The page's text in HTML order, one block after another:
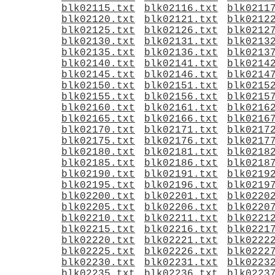
blk02115.txt
blk02116.txt
blk02120.txt
blk02121.txt
blk02125.txt
blk02126.txt
blk02130.txt
blk02131.txt
blk02135.txt
blk02136.txt
blk02140.txt
blk02141.txt
blk02145.txt
blk02146.txt
blk02150.txt
blk02151.txt
blk02155.txt
blk02156.txt
blk02160.txt
blk02161.txt
blk02165.txt
blk02166.txt
blk02170.txt
blk02171.txt
blk02175.txt
blk02176.txt
blk02180.txt
blk02181.txt
blk02185.txt
blk02186.txt
blk02190.txt
blk02191.txt
blk02195.txt
blk02196.txt
blk02200.txt
blk02201.txt
blk02205.txt
blk02206.txt
blk02210.txt
blk02211.txt
blk02215.txt
blk02216.txt
blk02220.txt
blk02221.txt
blk02225.txt
blk02226.txt
blk02230.txt
blk02231.txt